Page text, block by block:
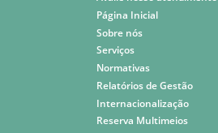
Página Inicial
Sobre nós
Serviços
Normativas
Relatórios de Gestão
Internacionalização
Reserva Multimeios